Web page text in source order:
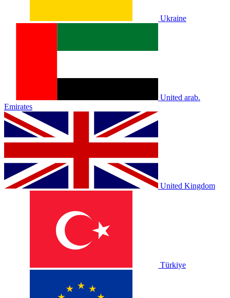
Ukraine
United arab.
Emirates
United Kingdom
Türkiye